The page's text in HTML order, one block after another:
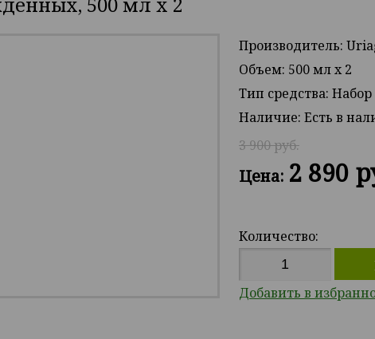
Производитель:
Объем: 500 мл х 2
Тип средства: Набор
Наличие: Есть в
3 900 руб.
Цена: 2 890
Количество:
Добавить в